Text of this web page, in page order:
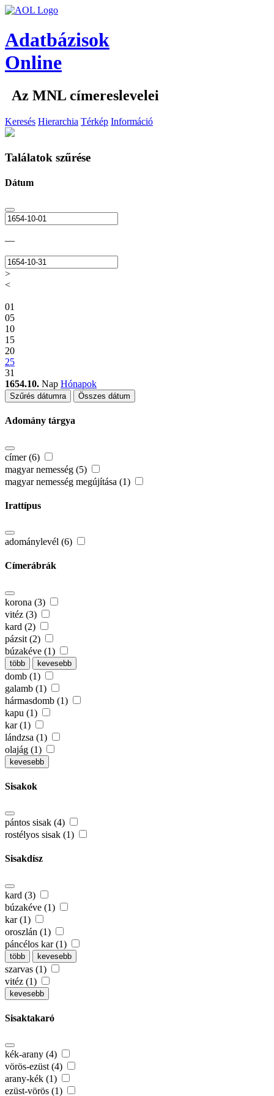
Adatbázisok
Online
Az MNL címereslevelei
Keresés Hierarchia Térkép Információ
Találatok szűrése
Dátum
—
>
<
01
05
10
15
20
25
31
1654.10. Nap Hónapok
Szűrés dátumra Összes dátum
Adomány tárgya
címer (6)
magyar nemesség (5)
magyar nemesség megújítása (1)
Irattípus
adománylevél (6)
Címerábrák
korona (3)
vitéz (3)
kard (2)
pázsit (2)
búzakéve (1)
több kevesebb
domb (1)
galamb (1)
hármasdomb (1)
kapu (1)
kar (1)
lándzsa (1)
olajág (1)
kevesebb
Sisakok
pántos sisak (4)
rostélyos sisak (1)
Sisakdísz
kard (3)
búzakéve (1)
kar (1)
oroszlán (1)
páncélos kar (1)
több kevesebb
szarvas (1)
vitéz (1)
kevesebb
Sisaktakaró
kék-arany (4)
vörös-ezüst (4)
arany-kék (1)
ezüst-vörös (1)